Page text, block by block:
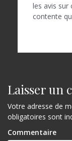
les avis sur
contente
Laisser un
Votre adresse de
obligatoires sont
Commentaire